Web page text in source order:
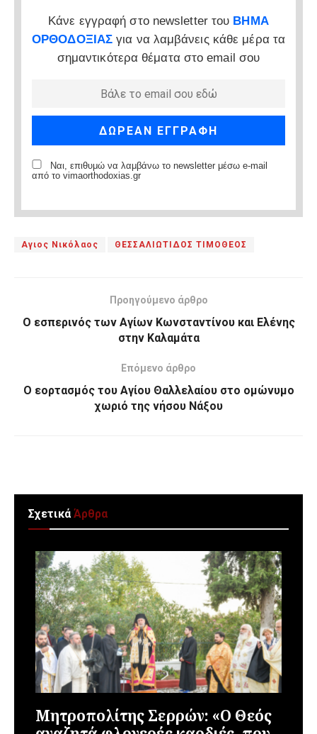
Κάνε εγγραφή στο newsletter του ΒΗΜΑ
ΟΡΘΟΔΟΞΙΑΣ για να λαμβάνεις κάθε μέρα τα
σημαντικότερα θέματα στο email σου
Ναι, επιθυμώ να λαμβάνω το newsletter μέσω e-mail
από το vimaorthodoxias.gr
Αγιος Νικόλαος ΘΕΣΣΑΛΙΩΤΙΔΟΣ ΤΙΜΟΘΕΟΣ
Προηγούμενο άρθρο
Ο εσπερινός των Αγίων Κωνσταντίνου και Ελένης
στην Καλαμάτα
Επόμενο άρθρο
Ο εορτασμός του Αγίου Θαλλελαίου στο ομώνυμο
χωριό της νήσου Νάξου
ΣχετικάΆρθρα
Μητροπολίτης Σερρών: «Ο Θεός